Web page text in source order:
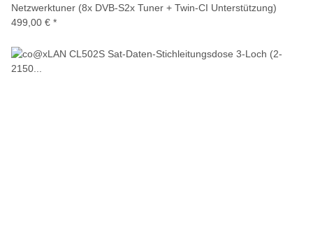
Netzwerktuner (8x DVB-S2x Tuner + Twin-CI Unterstützung)
499,00 € *